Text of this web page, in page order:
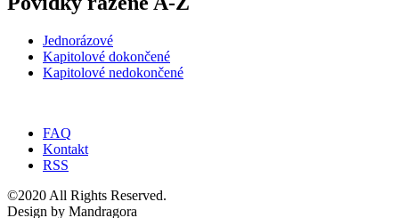
Jednorázové
Kapitolové dokončené
Kapitolové nedokončené
FAQ
Kontakt
RSS
©2020 All Rights Reserved.
Design by Mandragora